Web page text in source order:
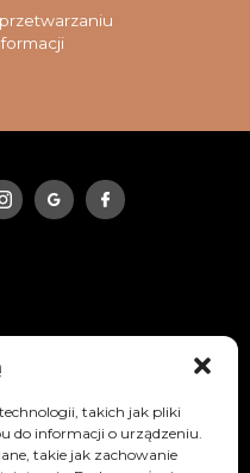
takich jak pliki
do informacji o urządzeniu.
takie jak zachowanie